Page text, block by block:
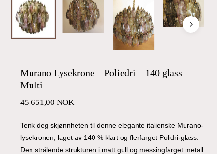
Murano Lysekrone – Poliedri – 140 glass –
Multi
45 651,00 NOK
Tenk deg skjønnheten til denne elegante italienske Murano-
lysekronen, laget av 140 % klart og flerfarget Polidri-glass.
Den strålende strukturen i matt gull og messingfarget metall